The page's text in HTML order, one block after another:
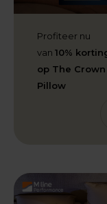
Profiteer nu
van 10%
op The Crown
Pillow